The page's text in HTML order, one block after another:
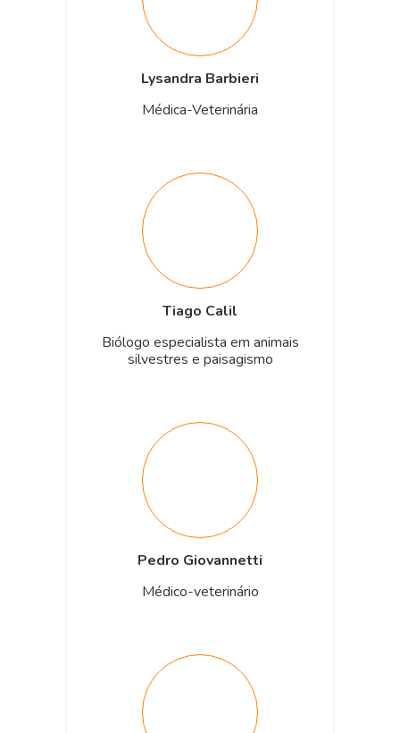
Lysandra Barbieri
Médica-Veterinária
Tiago Calil
Biólogo especialista em animais
silvestres e paisagismo
Pedro Giovannetti
Médico-veterinário